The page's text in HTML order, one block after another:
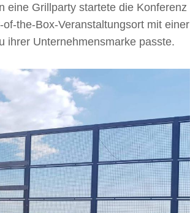
eine Grillparty startete die Konferenz
the-Box-Veranstaltungsort mit einer
ihrer Unternehmensmarke passte.